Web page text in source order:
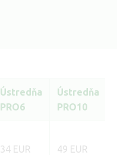
Ústredňa
PRO6
Ústredňa
PRO10
34 EUR 49 EUR